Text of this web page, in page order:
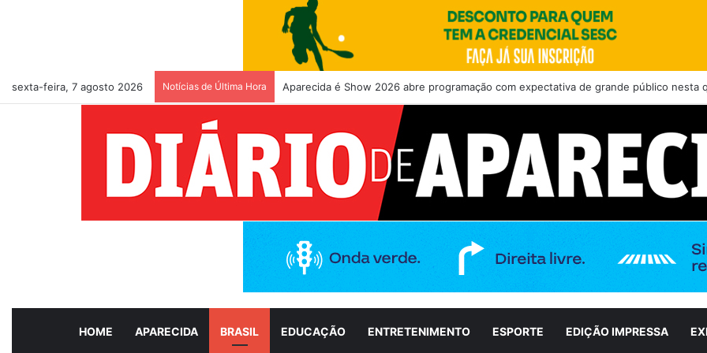
sexta-feira, 7 agosto 2026 Notícias de Última Hora Aparecida é Show 2026 abre programação com expectativa de grande público nesta
HOME APARECIDA BRASIL EDUCAÇÃO ENTRETENIMENTO ESPORTE EDIÇÃO IMPRESSA